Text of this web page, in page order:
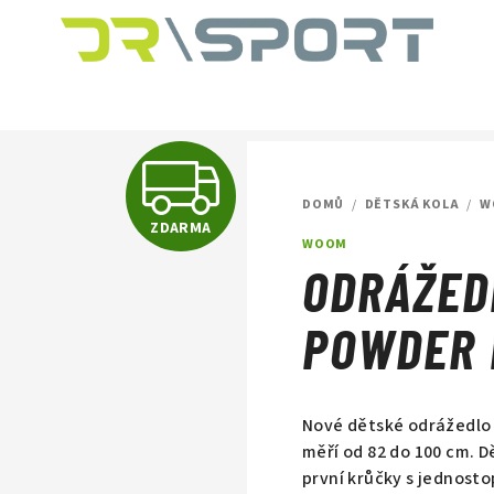
DOMŮ / DĚTSKÁ KOLA /
WOOM
Nové dětské
měří od 82 do 100 cm.
první krůčky s
Z
D
ZDARMA